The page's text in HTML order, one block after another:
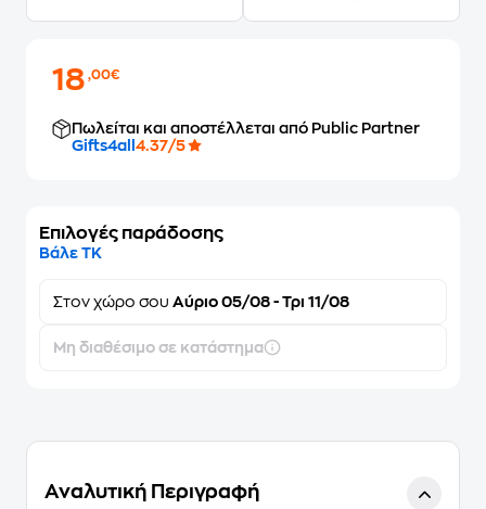
18,00€
Πωλείται και αποστέλλεται από Public Partner
Gifts4all 4.37/5
Επιλογές παράδοσης
Βάλε ΤΚ
Στον χώρο σου Αύριο 05/08 - Τρι 11/08
Μη διαθέσιμο σε κατάστημα
Αναλυτική Περιγραφή